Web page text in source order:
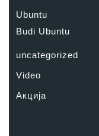
Ubuntu
Budi Ubuntu
uncategorized
Video
Акција